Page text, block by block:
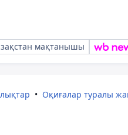
мақтанышы
Оқиғалар туралы